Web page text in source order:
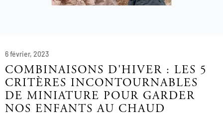
6 février, 2023
COMBINAISONS D'HIVER : LES 5
CRITÈRES INCONTOURNABLES
DE MINIATURE POUR GARDER
NOS ENFANTS AU CHAUD